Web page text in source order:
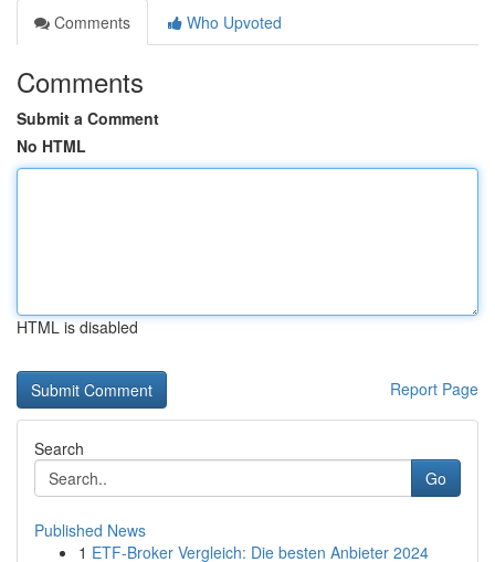
Comments
Who Upvoted
Comments
Submit a Comment
No HTML
HTML is disabled
Report Page
Search
Go
Published News
1 ETF-Broker Vergleich: Die besten Anbieter 2024